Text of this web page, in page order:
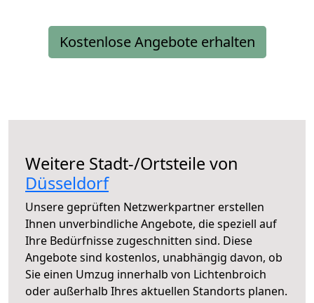
Kostenlose Angebote erhalten
Weitere Stadt-/Ortsteile von
Düsseldorf
Unsere geprüften Netzwerkpartner erstellen
Ihnen unverbindliche Angebote, die speziell auf
Ihre Bedürfnisse zugeschnitten sind. Diese
Angebote sind kostenlos, unabhängig davon, ob
Sie einen Umzug innerhalb von Lichtenbroich
oder außerhalb Ihres aktuellen Standorts planen.